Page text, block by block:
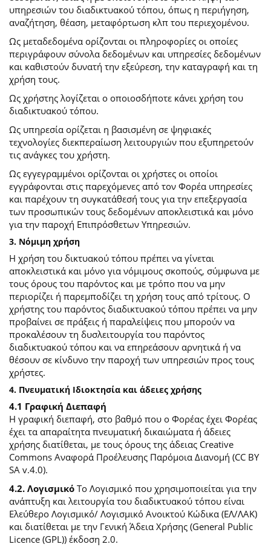
υπηρεσιών του διαδικτυακού τόπου, όπως η περιήγηση,
αναζήτηση, θέαση, μεταφόρτωση κλπ του περιεχομένου.
Ως μεταδεδομένα ορίζονται οι πληροφορίες οι οποίες
περιγράφουν σύνολα δεδομένων και υπηρεσίες δεδομένων
και καθιστούν δυνατή την εξεύρεση, την καταγραφή και τη
χρήση τους.
Ως χρήστης λογίζεται ο οποιοσδήποτε κάνει χρήση του
διαδικτυακού τόπου.
Ως υπηρεσία ορίζεται η βασισμένη σε ψηφιακές
τεχνολογίες διεκπεραίωση λειτουργιών που εξυπηρετούν
τις ανάγκες του χρήστη.
Ως εγγεγραμμένοι ορίζονται οι χρήστες οι οποίοι
εγγράφονται στις παρεχόμενες από τον Φορέα υπηρεσίες
και παρέχουν τη συγκατάθεσή τους για την επεξεργασία
των προσωπικών τους δεδομένων αποκλειστικά και μόνο
για την παροχή Επιπρόσθετων Υπηρεσιών.
3. Νόμιμη χρήση
Η χρήση του δικτυακού τόπου πρέπει να γίνεται
αποκλειστικά και μόνο για νόμιμους σκοπούς, σύμφωνα με
τους όρους του παρόντος και με τρόπο που να μην
περιορίζει ή παρεμποδίζει τη χρήση τους από τρίτους. Ο
χρήστης του παρόντος διαδικτυακού τόπου πρέπει να μην
προβαίνει σε πράξεις ή παραλείψεις που μπορούν να
προκαλέσουν τη δυσλειτουργία του παρόντος
διαδικτυακού τόπου και να επηρεάσουν αρνητικά ή να
θέσουν σε κίνδυνο την παροχή των υπηρεσιών προς τους
χρήστες.
4. Πνευματική Ιδιοκτησία και άδειες χρήσης
4.1 Γραφική Διεπαφή
Η γραφική διεπαφή, στο βαθμό που ο Φορέας έχει Φορέας
έχει τα απαραίτητα πνευματική δικαιώματα ή άδειες
χρήσης διατίθεται, με τους όρους της άδειας Creative
Commons Αναφορά Προέλευσης Παρόμοια Διανομή (CC BY
SA v.4.0).
4.2. ΛογισμικόΤο Λογισμικό που χρησιμοποιείται για την
ανάπτυξη και λειτουργία του διαδικτυακού τόπου είναι
Ελεύθερο Λογισμικό/ Λογισμικό Ανοικτού Κώδικα (ΕΛ/ΛΑΚ)
και διατίθεται με την Γενική Άδεια Χρήσης (General Public
Licence (GPL)) έκδοση 2.0.